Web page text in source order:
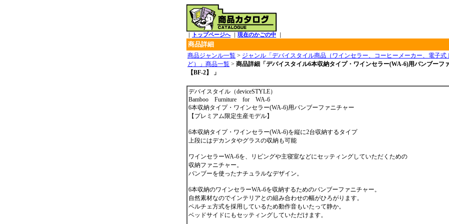
トップページへ｜ 現在のかごの中
商品詳細
商品ジャンル一覧 > ジャンル「デバイスタイル商品（ワインセラー、コーヒーメーカー、電子式
ど）」商品一覧 > 商品詳細「デバイスタイル6本収納タイプ・ワインセラー(WA-6)用バンブーフ
【BF-2】 」
デバイスタイル（deviceSTYLE）
Bamboo Furniture for WA-6
6本収納タイプ・ワインセラー(WA-6)用バンブーファニチャー
【プレミアム限定生産モデル】
6本収納タイプ・ワインセラー(WA-6)を縦に2台収納するタイプ
上段にはデカンタやグラスの収納も可能
ワインセラーWA-6を、リビングや主寝室などにセッティングしていただくための
収納ファニチャー。
バンブーを使ったナチュラルなデザイン。
6本収納のワインセラーWA-6を収納するためのバンブーファニチャー。
自然素材なのでインテリアとの組み合わせの幅がひろがります。
ペルチェ方式を採用しているため動作音もいたって静か。
ベッドサイドにもセッティングしていただけます。